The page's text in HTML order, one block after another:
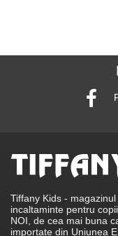
Tiffany Kids -
incaltaminte pentru
NOI, de cea mai buna
importate din Uniunea